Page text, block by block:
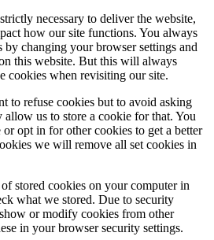
necessary to deliver the website,
how our site functions. You always
by changing your browser settings and
this website. But this will always
cookies when revisiting our site.
to refuse cookies but to avoid asking
us to store a cookie for that. You
opt in for other cookies to get a better
we will remove all set cookies in
stored cookies on your computer in
what we stored. Due to security
or modify cookies from other
in your browser security settings.